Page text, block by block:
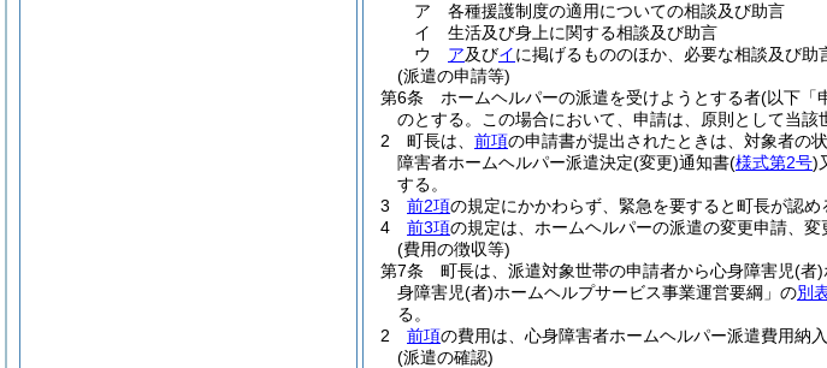
ア
各種援護制度の適用についての相談及び助言
イ
生活及び身上に関する相談及び助言
ウ
ア及びイに掲げるもののほか、必要な相談及び助
(派遣の申請等)
第6条
ホームヘルパーの派遣を受けようとする者(以下「
のとする。
この場合において、申請は、原則として当該
2
町長は、 前項の申請書が提出されたときは、対象者の
障害者ホームヘルパー派遣決定(変更)通知書(様式第2号)
する。
3
前2項の規定にかかわらず、緊急を要すると町長が認
4
前3項の規定は、ホームヘルパーの派遣の変更申請、変
(費用の徴収等)
第7条
町長は、派遣対象世帯の申請者から心身障害児(者)
身障害児(者)ホームヘルプサービス事業運営要綱」の別
る。
2
前項の費用は、心身障害者ホームヘルパー派遣費用納
(派遣の確認)